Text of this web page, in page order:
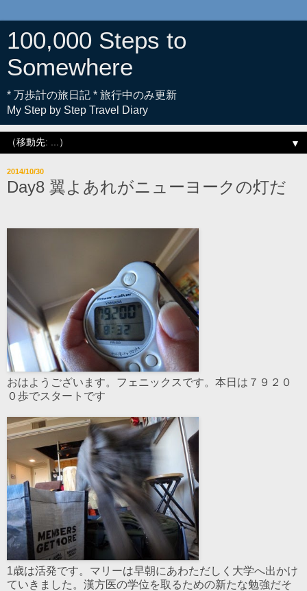
100,000 Steps to
Somewhere
* 万歩計の旅日記 * 旅行中のみ更新
My Step by Step Travel Diary
▼
2014/10/30
Day8 翼よあれがニューヨークの灯だ
おはようございます。フェニックスです。本日は７９２０
０歩でスタートです
1歳は活発です。マリーは早朝にあわただしく大学へ出かけ
ていきました。漢方医の学位を取るための新たな勉強だそ